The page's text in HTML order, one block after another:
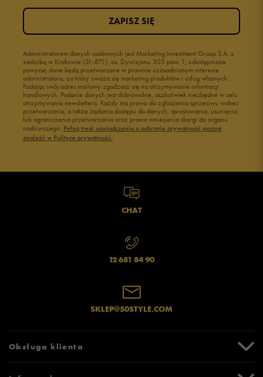
1 0%
Jak zbieramy opinie?
Administratorem danych osobowych jest Marketing Investment Group S.A. z
siedzibą w Krakowie (31-871), os. Dywizjonu 303 paw. 1, udostępnione
powyżej dane będą przetwarzane w prawnie uzasadnionym interesie
administratora, za który uważa się marketing produktów i usług własnych.
Podając swój adres mailowy zgadzasz się na otrzymywanie informacji
handlowych. Podanie danych jest dobrowolne, aczkolwiek niezbędne w celu
otrzymywania newslettera. Każdy ma prawo do zgłoszenia sprzeciwu wobec
przetwarzania, a także żądania dostępu do danych, sprostowania, usunięcia
lub ograniczenia przetwarzania oraz prawo wniesienia skargi do organu
nadzorczego. Pełną treść oświadczenia o ochronie prywatności można
znaleźć w Polityce prywatności.
ZAPISZ SIĘ
CHAT
12 681 84 90
SKLEP@50STYLE.COM
Obsługa klienta